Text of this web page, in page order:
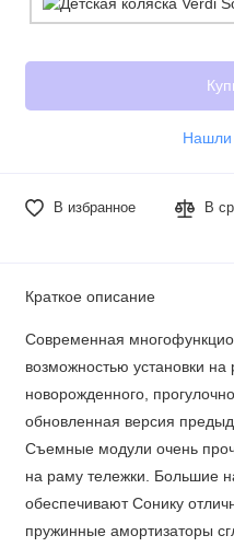
Нашли
В избранное В
Краткое описание
Современная
возможностью установки
новорожденного,
обновленная версия
Съемные модули очень
на раму тележки. Большие
обеспечивают Сонику
пружинные амортизаторы